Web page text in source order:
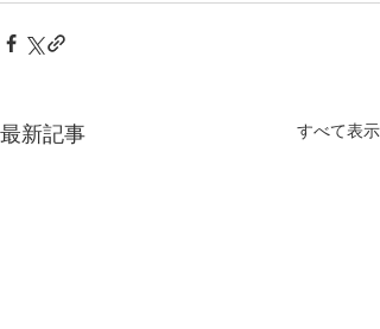
最新記事 すべて表示